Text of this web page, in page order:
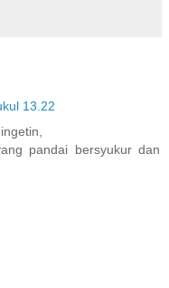
13.22
pandai bersyukur dan